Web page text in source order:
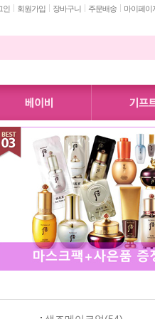
인 회원가입 장바구니 주문배송 마이페이